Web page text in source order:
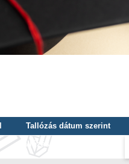
Tallózás dátum szerint
Tallózás kulcsszó szerint